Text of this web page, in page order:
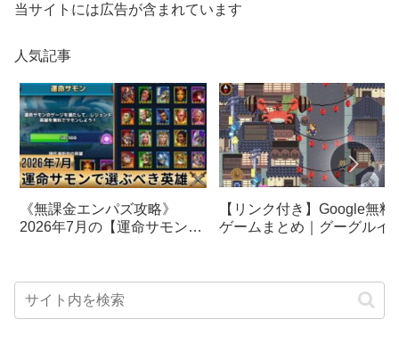
当サイトには広告が含まれています
人気記事
《無課金エンパズ攻略》
2026年7月の【運命サモン】
【リンク付き】Google無料
ゲームまとめ｜グーグルイ
クetc…